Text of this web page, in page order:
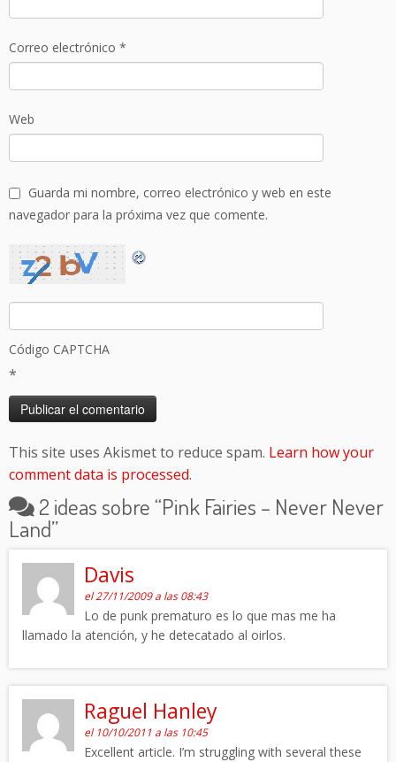
Correo electrónico *
Web
Guarda mi nombre, correo electrónico y web en este
navegador para la próxima vez que comente.
Código CAPTCHA
*
This site uses Akismet to reduce spam. Learn how your
comment data is processed.
2 ideas sobre “Pink Fairies – Never Never
Land”
Davis
el 27/11/2009 a las 08:43
Lo de punk prematuro es lo que mas me ha
llamado la atención, y he detecatado al oirlos.
Raguel Hanley
el 10/10/2011 a las 10:45
Excellent article. I’m struggling with several these